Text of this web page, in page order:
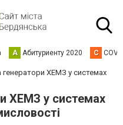
А Абитуриенту 2020 C
генератори ХЕМЗ у системах
ХЕМЗ у системах